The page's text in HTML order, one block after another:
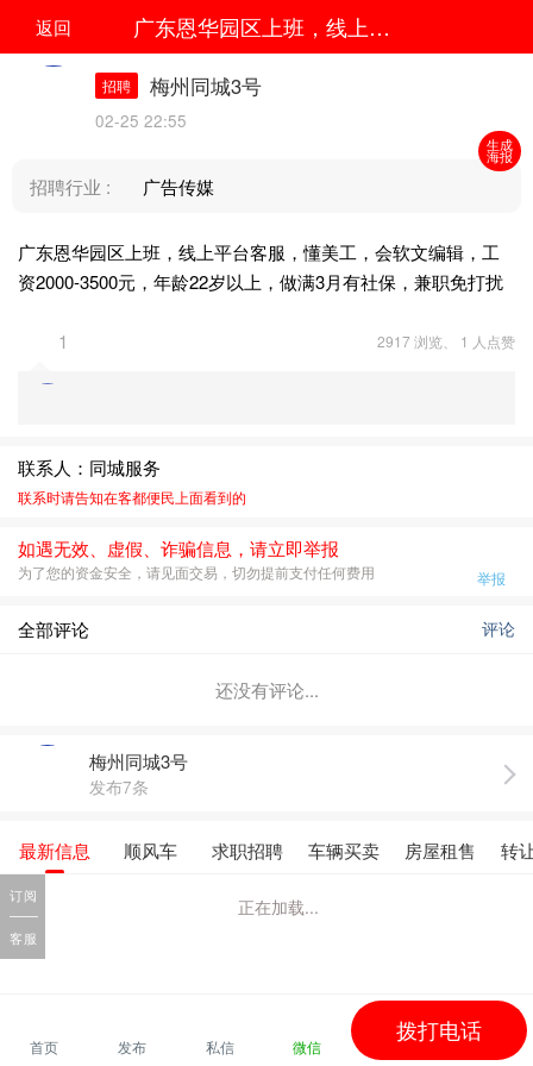
生成
海报
返回 广东恩华园区上班，线上平台客服，懂美工，会软文编辑，工资2000-3500元，年龄22岁以...
招聘 梅州同城3号
02-25 22:55
招聘行业 : 广告传媒
广东恩华园区上班，线上平台客服，懂美工，会软文编辑，工
资2000-3500元，年龄22岁以上，做满3月有社保，兼职免打扰
1 2917 浏览、 1 人点赞
联系人：同城服务
联系时请告知在客都便民 上面看到的
如遇无效、虚假、诈骗信息，请立即举报
为了您的资金安全，请见面交易，切勿提前支付任何费用 举报
全部评论 评论
还没有评论...
梅州同城3号
发布7条
最新信息 顺风车 求职招聘 车辆买卖 房屋租售 转
正在加载...
首页 发布 私信 微信
拨打电话
订阅
客服